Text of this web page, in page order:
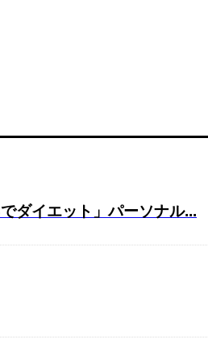
ダイエット」パーソナル...